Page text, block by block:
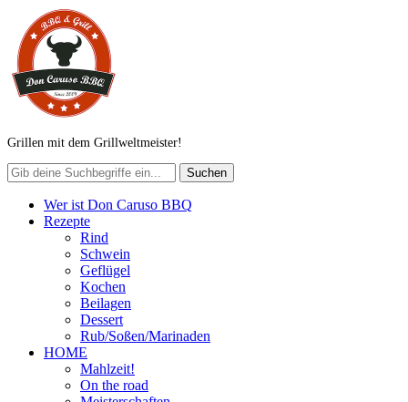
Grillen mit dem Grillweltmeister!
Wer ist Don Caruso BBQ
Rezepte
Rind
Schwein
Geflügel
Kochen
Beilagen
Dessert
Rub/Soßen/Marinaden
HOME
Mahlzeit!
On the road